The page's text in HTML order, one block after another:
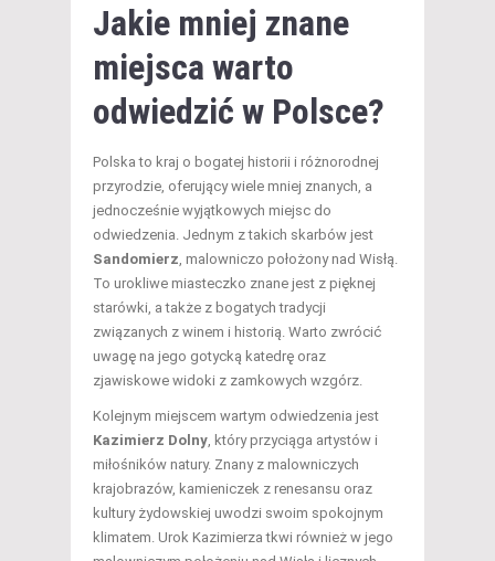
Jakie mniej znane
miejsca warto
odwiedzić w Polsce?
Polska to kraj o bogatej historii i różnorodnej
przyrodzie, oferujący wiele mniej znanych, a
jednocześnie wyjątkowych miejsc do
odwiedzenia. Jednym z takich skarbów jest
Sandomierz , malowniczo położony nad Wisłą.
To urokliwe miasteczko znane jest z pięknej
starówki, a także z bogatych tradycji
związanych z winem i historią. Warto zwrócić
uwagę na jego gotycką katedrę oraz
zjawiskowe widoki z zamkowych wzgórz.
Kolejnym miejscem wartym odwiedzenia jest
Kazimierz Dolny , który przyciąga artystów i
miłośników natury. Znany z malowniczych
krajobrazów, kamieniczek z renesansu oraz
kultury żydowskiej uwodzi swoim spokojnym
klimatem. Urok Kazimierza tkwi również w jego